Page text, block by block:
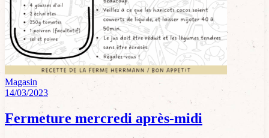
Magasin
14/03/2023
Fermeture mercredi après-midi